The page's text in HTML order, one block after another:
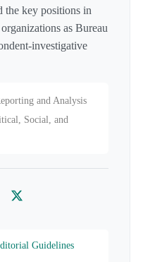
the key positions in
as Bureau
investigative
and Analysis
Social, and
Twitter
Guidelines